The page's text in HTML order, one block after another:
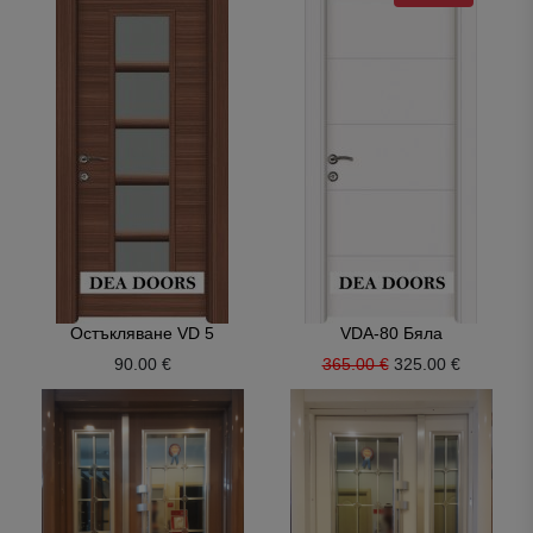
Остъкляване VD 5
90.00 €
VDA-80 Бяла
365.00 € 325.00 €